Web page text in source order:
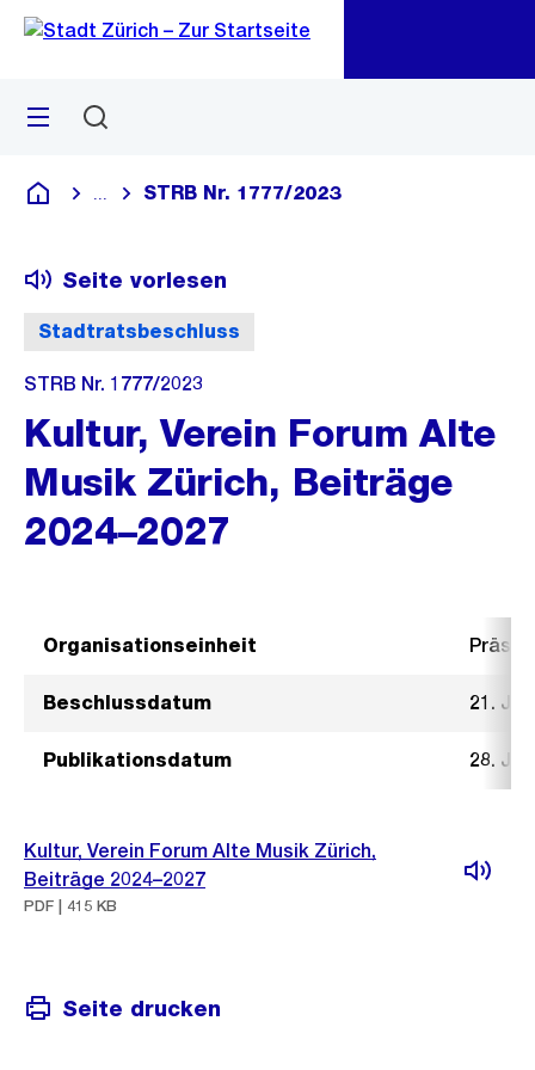
Navigation
Sprunglink
Menü
Deutsch
Blende alle Breadcrumbs ein
STRB Nr. 1777/2023
Stadtratsbeschluss
Seite vorlesen
STRB Nr. 1777/2023
Kultur, Verein Forum Alte
Musik Zürich, Beiträge
2024–2027
Organisationseinheit
Beschlussdatum 21.
Publikationsdatum 28.
Kultur, Verein Forum Alte Musik Zürich,
Beiträge 2024–2027
PDF | 415 KB
Seite drucken